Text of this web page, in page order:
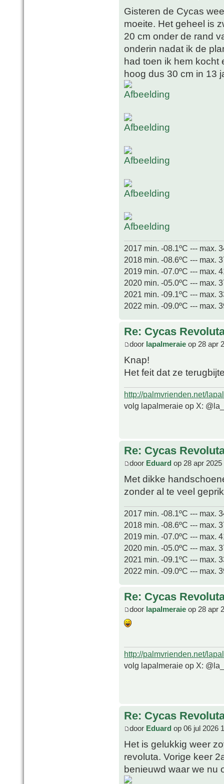
Gisteren de Cycas
moeite. Het geheel is
20 cm onder de rand
onderin nadat ik de
had toen ik hem kocht
hoog dus 30 cm in 13
2017 min. -08.1ºC --- max.
2018 min. -08.6ºC --- max.
2019 min. -07.0ºC --- max.
2020 min. -05.0ºC --- max.
2021 min. -09.1ºC --- max.
2022 min. -09.0ºC --- max.
Re: Cycas
door lapalmeraie op 28 apr
Knap!
Het feit dat ze
http://palmvrienden.net/
volg lapalmeraie op X:
Re: Cycas
door Eduard op 28 apr 2025
Met dikke
zonder al te veel
2017 min. -08.1ºC --- max.
2018 min. -08.6ºC --- max.
2019 min. -07.0ºC --- max.
2020 min. -05.0ºC --- max.
2021 min. -09.1ºC --- max.
2022 min. -09.0ºC --- max.
Re: Cycas
door lapalmeraie op 28 apr
http://palmvrienden.net/
volg lapalmeraie op X:
Re: Cycas
door Eduard op 06 jul 2026
Het is gelukkig weer
revoluta. Vorige keer
benieuwd waar we nu